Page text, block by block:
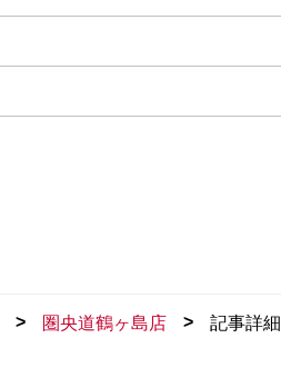
> 圏央道鶴ヶ島店 > 記事詳細